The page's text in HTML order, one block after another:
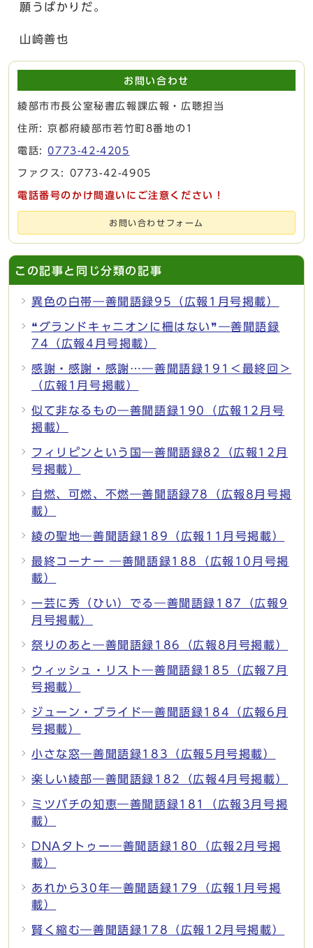
願うばかりだ。
山崎善也
お問い合わせ
綾部市市長公室秘書広報課広報・広聴担当
住所: 京都府綾部市若竹町8番地の1
電話:0773-42-4205
ファクス: 0773-42-4905
電話番号のかけ間違いにご注意ください！
お問い合わせフォーム
この記事と同じ分類の記事
異色の白帯―善聞語録95（広報1月号掲載）
❝グランドキャニオンに柵はない❞―善聞語録
74（広報4月号掲載）
感謝・感謝・感謝…―善聞語録191＜最終回＞
（広報1月号掲載）
似て非なるもの―善聞語録190（広報12月号
掲載）
フィリピンという国―善聞語録82（広報12月
号掲載）
自燃、可燃、不燃―善聞語録78（広報8月号掲
載）
綾の聖地―善聞語録189（広報11月号掲載）
最終コーナー ―善聞語録188（広報10月号掲
載）
一芸に秀（ひい）でる―善聞語録187（広報9
月号掲載）
祭りのあと―善聞語録186（広報8月号掲載）
ウィッシュ・リスト―善聞語録185（広報7月
号掲載）
ジューン・ブライド―善聞語録184（広報6月
号掲載）
小さな窓―善聞語録183（広報5月号掲載）
楽しい綾部―善聞語録182（広報4月号掲載）
ミツバチの知恵―善聞語録181（広報3月号掲
載）
DNAタトゥー―善聞語録180（広報2月号掲
載）
あれから30年―善聞語録179（広報1月号掲
載）
賢く縮む―善聞語録178（広報12月号掲載）